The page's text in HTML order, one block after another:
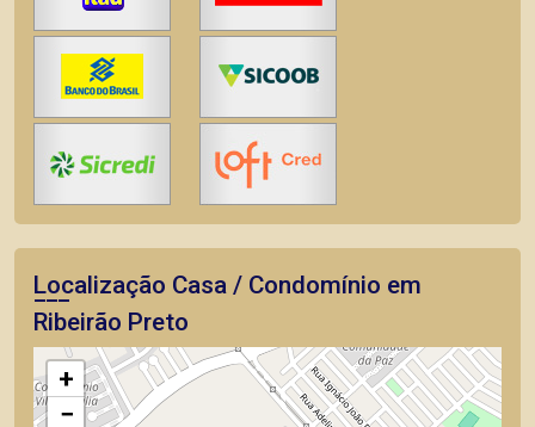
Localização Casa / Condomínio em
Ribeirão Preto
+
−